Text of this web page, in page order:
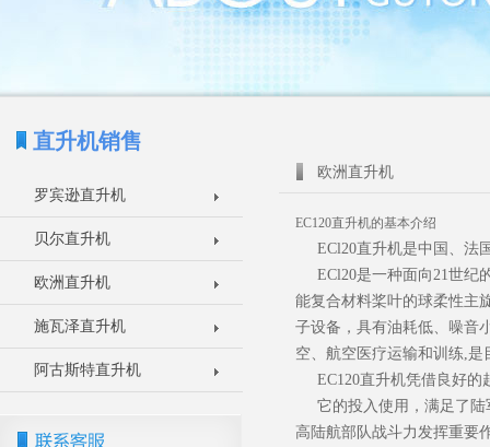
直升机销售
罗宾逊直升机
贝尔直升机
欧洲直升机
施瓦泽直升机
阿古斯特直升机
欧洲直升机
EC120直升机的基本介绍
ECl20直升机是中国、法
ECl20是一种面向21世纪
能复合材料桨叶的球柔性主
子设备，具有油耗低、噪音
空、航空医疗运输和训练,
EC120直升机凭借良好的
它的投入使用，满足了陆
高陆航部队战斗力发挥重要